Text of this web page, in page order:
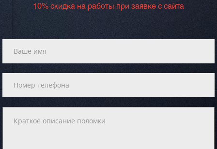
10% скидка на работы при заявке с сайта